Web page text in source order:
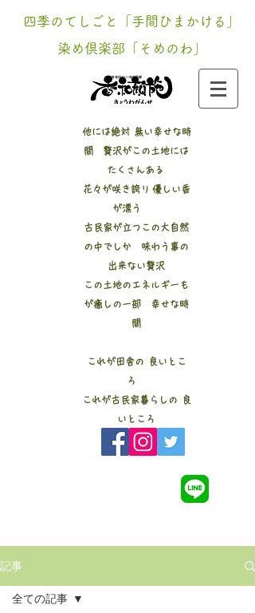
四季のてしごと「手間ひまかける」
染め倶楽部「そめのわ」
他には絶対 無い幸せな時
間 贅沢がこの土地には
たくさんある
花々が咲き誇り 優しい香
が漂う
古民家が立つこの大自然
の中でしか 味わう事の
出来ない贅沢
この土地のエネルギーも
が癒しの一部 幸せな時
間
これが田舎の 良いとこ
ろ
これが古民家暮らしの 良
いところ
新潟 寺泊 200年​古民家
記事
全ての記事